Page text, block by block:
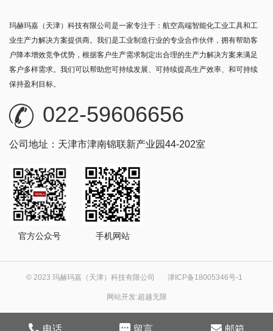
玛赫玛嘉（天津）科技有限公司是一家专注于：航空高端智能化工业工具和工
业生产力解决方案提供商。我们是工业制造行业的专业合作伙伴，拥有帮助客
户降本增效竞争优势，根据客户生产需求制定出合理的生产力解决方案来满足
客户多样需求。我们可以帮助您可持续发展、可持续提高生产效率、和可持续
保持盈利目标。
022-59606656
公司地址：天津市津南锦联新产业园44-202室
官方公众号 手机网站
© 2023 玛赫玛嘉（天津）科技有限公司 津ICP备18005346号-1
网站开发:超越无限
电话 留言 邮箱